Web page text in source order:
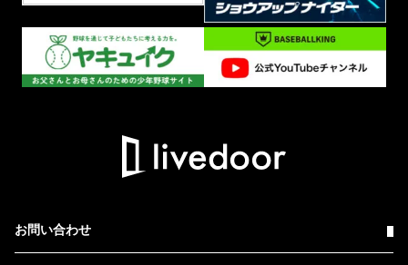
お問い合わせ